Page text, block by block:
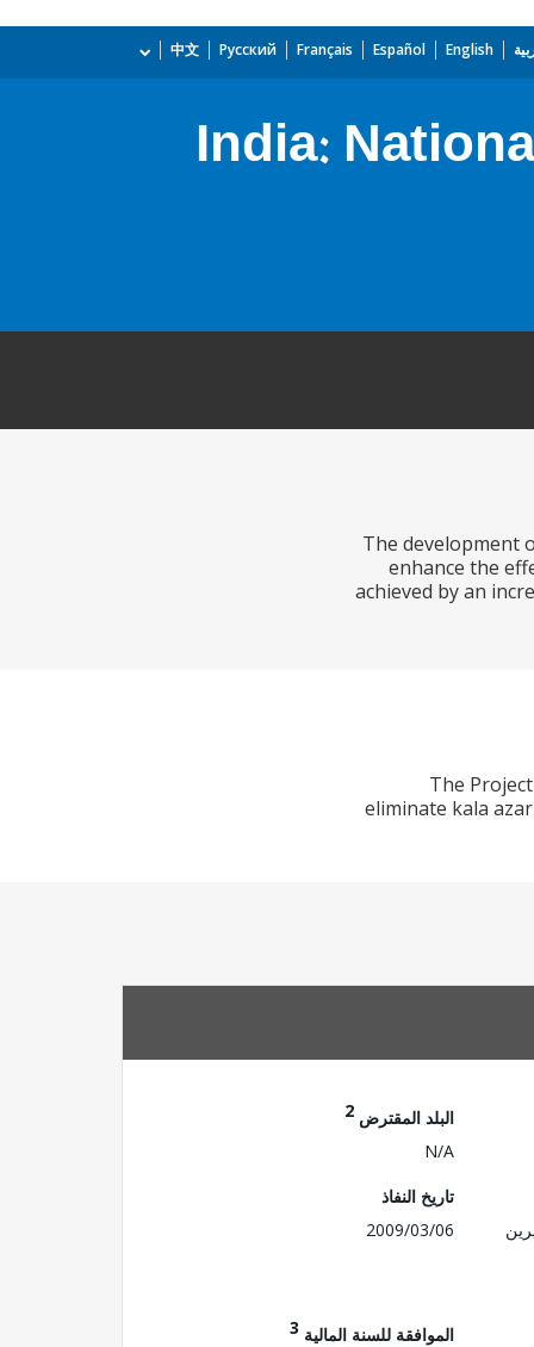
English
Español
Français
Русский
中文
India:
The development
enhance the
achieved by an
The
eliminate kala
البلد المقترض 2
N/A
تاريخ النفاذ
2009/03/06
الموافقة للسنة المالية 3